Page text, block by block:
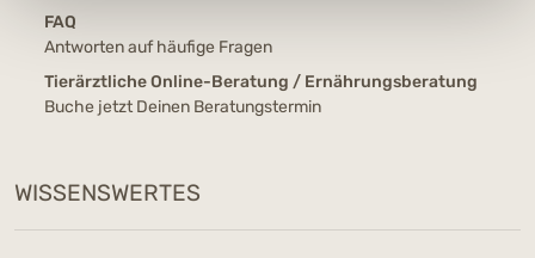
FAQ
Antworten auf häufige Fragen
Tierärztliche Online-Beratung / Ernährungsberatung
Buche jetzt Deinen Beratungstermin
WISSENSWERTES